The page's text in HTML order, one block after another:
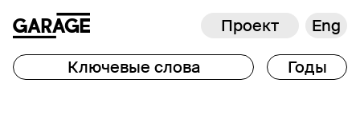
Проект
Eng
Ключевые слова
Годы